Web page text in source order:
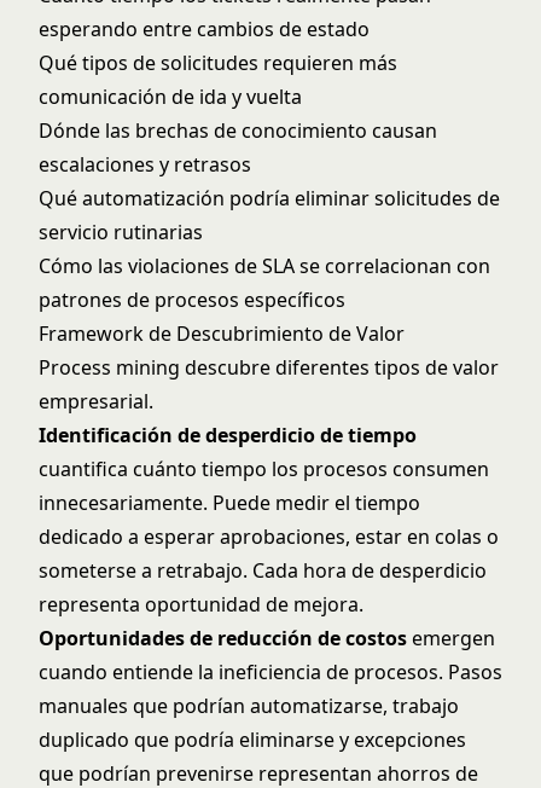
esperando entre cambios de estado
Qué tipos de solicitudes requieren más
comunicación de ida y vuelta
Dónde las brechas de conocimiento causan
escalaciones y retrasos
Qué automatización podría eliminar solicitudes de
servicio rutinarias
Cómo las violaciones de SLA se correlacionan con
patrones de procesos específicos
Framework de Descubrimiento de Valor
Process mining descubre diferentes tipos de valor
empresarial.
Identificación de desperdicio de tiempo
cuantifica cuánto tiempo los procesos consumen
innecesariamente. Puede medir el tiempo
dedicado a esperar aprobaciones, estar en colas o
someterse a retrabajo. Cada hora de desperdicio
representa oportunidad de mejora.
Oportunidades de reducción de costosemergen
cuando entiende la ineficiencia de procesos. Pasos
manuales que podrían automatizarse, trabajo
duplicado que podría eliminarse y excepciones
que podrían prevenirse representan ahorros de